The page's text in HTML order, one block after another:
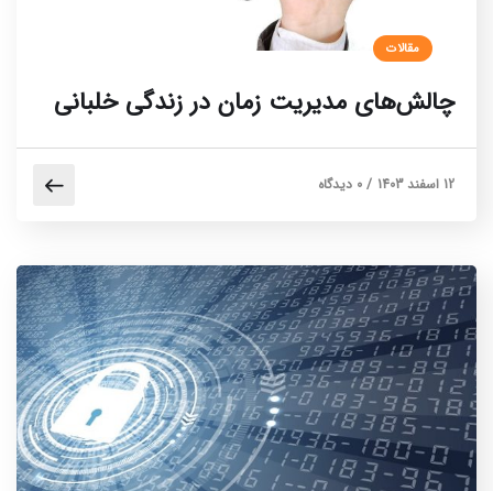
مقالات
چالش‌های مدیریت زمان در زندگی خلبانی
12 اسفند 1403 / 0 دیدگاه